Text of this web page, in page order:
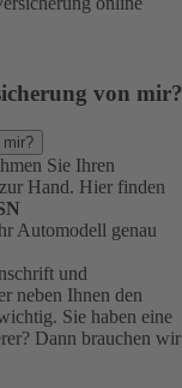
von mir?
mir?
Sie Ihren
Hand. Hier finden
Automodell genau
und
neben Ihnen den
Sie haben eine
Dann brauchen wir